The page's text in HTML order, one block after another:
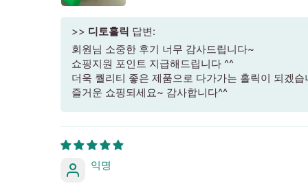
>> 디토홀릭 답변:
회원님 소중한 후기 너무 감사드립니다~
쇼핑지원 포인트 지급해드립니다 ^^
더욱 퀄리티 좋은 제품으로 다가가는 홀릭이 되겠습
즐거운 쇼핑되세요~ 감사합니다^^
익명